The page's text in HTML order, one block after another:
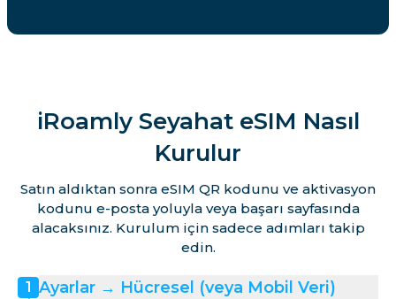
iRoamly Seyahat eSIM Nasıl
Kurulur
Satın aldıktan sonra eSIM QR kodunu ve aktivasyon
kodunu e-posta yoluyla veya başarı sayfasında
alacaksınız. Kurulum için sadece adımları takip
edin.
1
Ayarlar → Hücresel (veya Mobil Veri)